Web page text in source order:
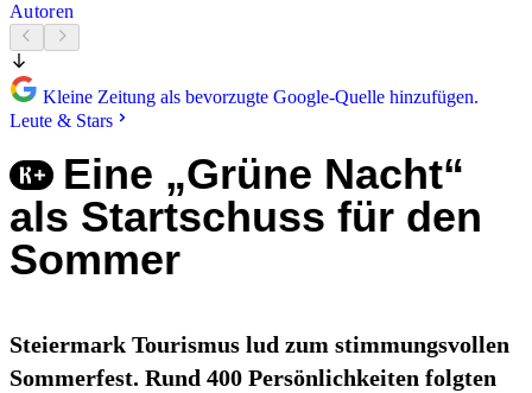
Autoren
Kleine Zeitung als bevorzugte Google-Quelle hinzufügen.
Leute & Stars
Eine „Grüne Nacht“
als Startschuss für den
Sommer
Steiermark Tourismus lud zum stimmungsvollen
Sommerfest. Rund 400 Persönlichkeiten folgten